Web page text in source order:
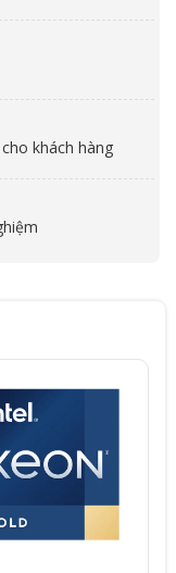
khách hàng